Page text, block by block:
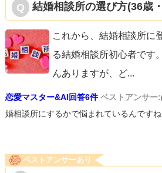
結婚相談所の選び方(36歳・
これから、結婚相談所に
る結婚相談所初心者です
んありますが、ど...
恋愛マスター&AI回答6件 ベストアンサー:
婚相談所にするかで悩まれているんです
ベストアンサーあり